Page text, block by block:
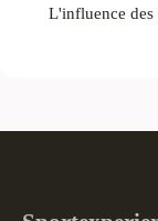
L'influence des